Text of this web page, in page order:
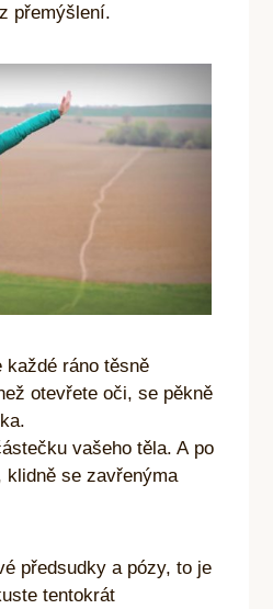
přemýšlení.
ráno těsně
otevřete oči, se pěkně
vašeho těla. A po
klidně se zavřenýma
předsudky a pózy, to je
tentokrát